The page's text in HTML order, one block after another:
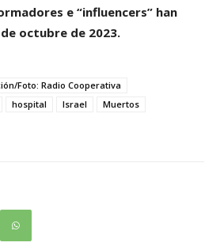
e “influencers” han
octubre de 2023.
Foto: Radio Cooperativa
hospital Israel
Muertos